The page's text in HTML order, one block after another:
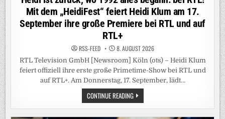
Mit dem „HeidiFest“ feiert Heidi Klum am 17.
September ihre große Premiere bei RTL und auf
RTL+
RSS-FEED 8. AUGUST 2026
RTL Television GmbH [Newsroom] Köln (ots) – Heidi Klum
feiert offiziell ihre erste große Primetime-Show bei RTL und
auf RTL+. Am Donnerstag, 17. September, lädt…
CONTINUE READINGHEIDI
IST
ZURÜCK,
WO